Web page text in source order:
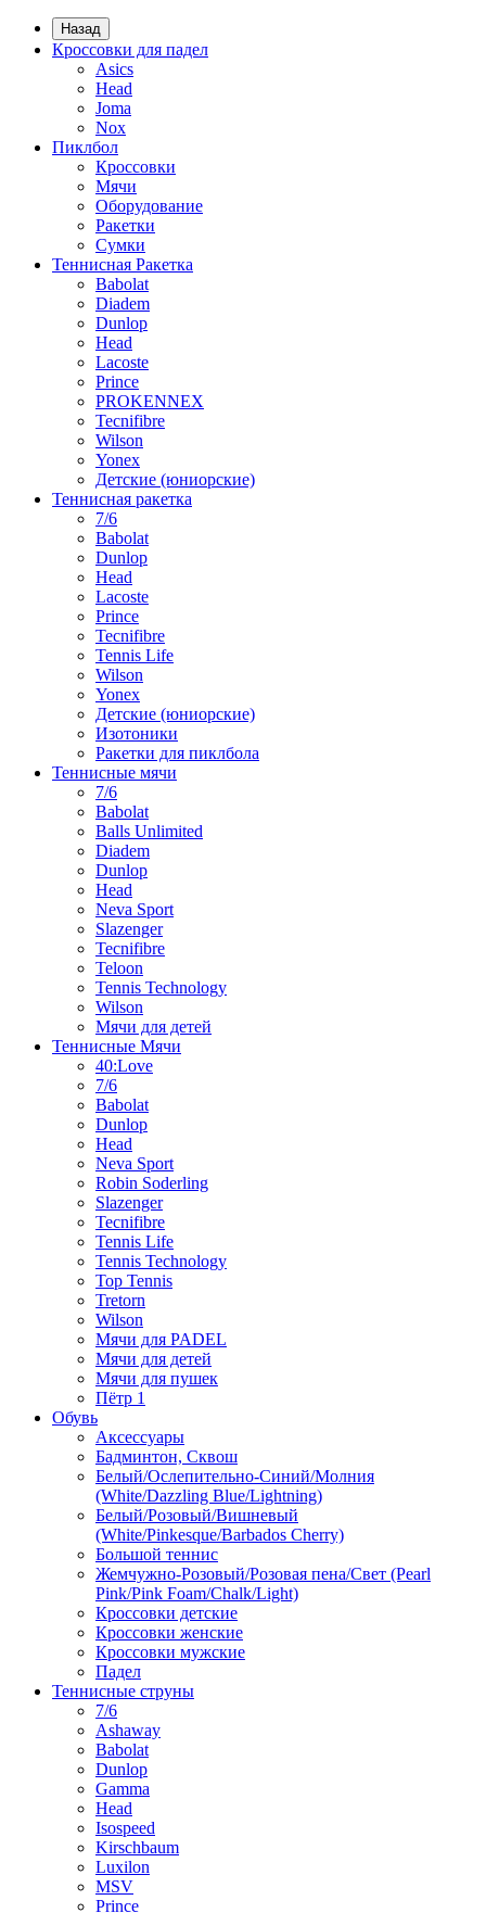
Назад
Кроссовки для падел
Asics
Head
Joma
Nox
Пиклбол
Кроссовки
Мячи
Оборудование
Ракетки
Сумки
Теннисная Ракетка
Babolat
Diadem
Dunlop
Head
Lacoste
Prince
PROKENNEX
Tecnifibre
Wilson
Yonex
Детские (юниорские)
Теннисная ракетка
7/6
Babolat
Dunlop
Head
Lacoste
Prince
Tecnifibre
Tennis Life
Wilson
Yonex
Детские (юниорские)
Изотоники
Ракетки для пиклбола
Теннисные мячи
7/6
Babolat
Balls Unlimited
Diadem
Dunlop
Head
Neva Sport
Slazenger
Tecnifibre
Teloon
Tennis Technology
Wilson
Мячи для детей
Теннисные Мячи
40:Love
7/6
Babolat
Dunlop
Head
Neva Sport
Robin Soderling
Slazenger
Tecnifibre
Tennis Life
Tennis Technology
Top Tennis
Tretorn
Wilson
Мячи для PADEL
Мячи для детей
Мячи для пушек
Пётр 1
Обувь
Аксессуары
Бадминтон, Сквош
Белый/Ослепительно-Синий/Молния
(White/Dazzling Blue/Lightning)
Белый/Розовый/Вишневый
(White/Pinkesque/Barbados Cherry)
Большой теннис
Жемчужно-Розовый/Розовая пена/Свет (Pearl
Pink/Pink Foam/Chalk/Light)
Кроссовки детские
Кроссовки женские
Кроссовки мужские
Падел
Теннисные струны
7/6
Ashaway
Babolat
Dunlop
Gamma
Head
Isospeed
Kirschbaum
Luxilon
MSV
Prince